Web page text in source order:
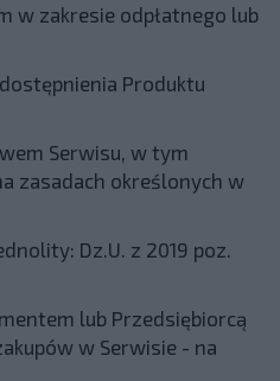
w zakresie odpłatnego lub
Produktu
Serwisu, w tym
zasadach określonych w
Dz.U. z 2019 poz.
lub Przedsiębiorcą
w Serwisie - na